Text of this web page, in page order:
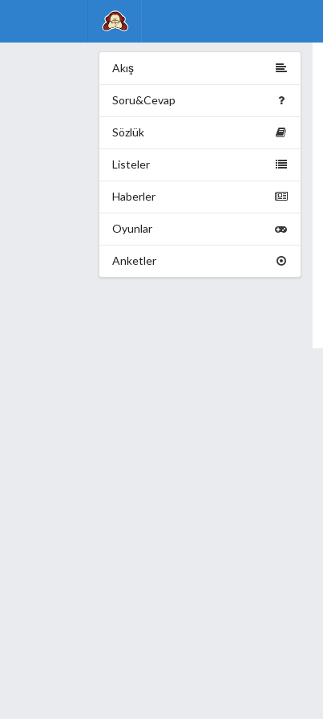
Akış
Soru&Cevap
Sözlük
Listeler
Haberler
Oyunlar
Anketler